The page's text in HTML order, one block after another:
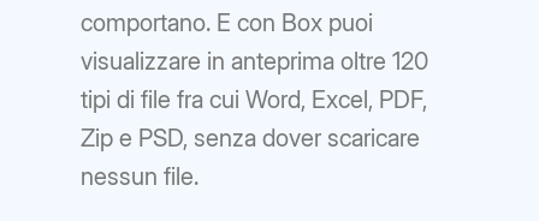
comportano. E con Box puoi
visualizzare in anteprima oltre 120
tipi di file fra cui Word, Excel, PDF,
Zip e PSD, senza dover scaricare
nessun file.